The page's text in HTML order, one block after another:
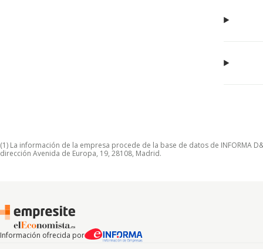
(1) La información de la empresa procede de la base de datos de INFORMA
dirección Avenida de Europa, 19, 28108, Madrid.
Información ofrecida por